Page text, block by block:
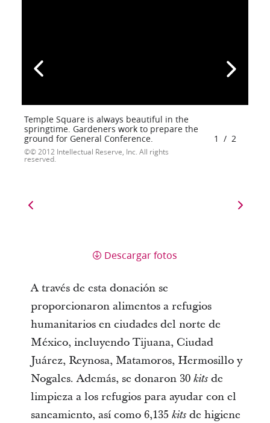
Temple Square is always beautiful in the
springtime. Gardeners work to prepare the
ground for General Conference.
© 2012 Intellectual Reserve, Inc. All rights
reserved.
1 / 2
Descargar fotos
A través de esta donación se
proporcionaron alimentos a refugios
humanitarios en ciudades del norte de
México, incluyendo Tijuana, Ciudad
Juárez, Reynosa, Matamoros, Hermosillo y
Nogales. Además, se donaron 30 kitsde
limpieza a los refugios para ayudar con el
saneamiento, así como 6,135 kitsde higiene